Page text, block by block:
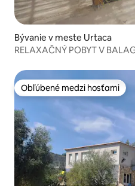
Bývanie v meste Urtaca
RELAXAČNÝ POBYT V
Obľúbené medzi hosťami
Obľúbené medzi hosťami